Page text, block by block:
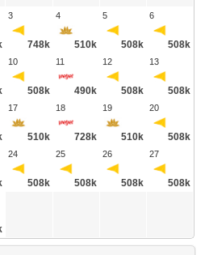
3
748k
4
510k
5
508k
6
508k
10
508k
11
490k
12
508k
13
508k
17
510k
18
728k
19
510k
20
508k
24
508k
25
508k
26
508k
27
508k